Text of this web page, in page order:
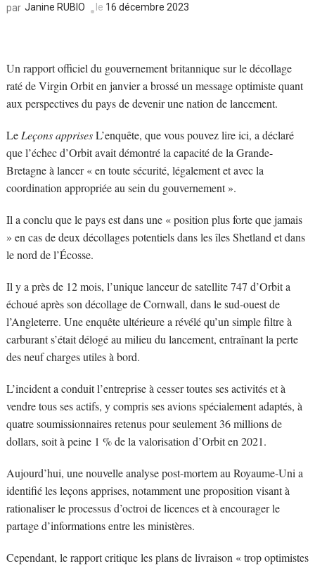
par Janine RUBIO le 16 décembre 2023
Un rapport officiel du gouvernement britannique sur le décollage
raté de Virgin Orbit en janvier a brossé un message optimiste quant
aux perspectives du pays de devenir une nation de lancement.
Le Leçons apprisesL’enquête, que vous pouvez lire ici, a déclaré
que l’échec d’Orbit avait démontré la capacité de la Grande-
Bretagne à lancer « en toute sécurité, légalement et avec la
coordination appropriée au sein du gouvernement ».
Il a conclu que le pays est dans une « position plus forte que jamais
» en cas de deux décollages potentiels dans les îles Shetland et dans
le nord de l’Écosse.
Il y a près de 12 mois, l’unique lanceur de satellite 747 d’Orbit a
échoué après son décollage de Cornwall, dans le sud-ouest de
l’Angleterre. Une enquête ultérieure a révélé qu’un simple filtre à
carburant s’était délogé au milieu du lancement, entraînant la perte
des neuf charges utiles à bord.
L’incident a conduit l’entreprise à cesser toutes ses activités et à
vendre tous ses actifs, y compris ses avions spécialement adaptés, à
quatre soumissionnaires retenus pour seulement 36 millions de
dollars, soit à peine 1 % de la valorisation d’Orbit en 2021.
Aujourd’hui, une nouvelle analyse post-mortem au Royaume-Uni a
identifié les leçons apprises, notamment une proposition visant à
rationaliser le processus d’octroi de licences et à encourager le
partage d’informations entre les ministères.
Cependant, le rapport critique les plans de livraison « trop optimistes